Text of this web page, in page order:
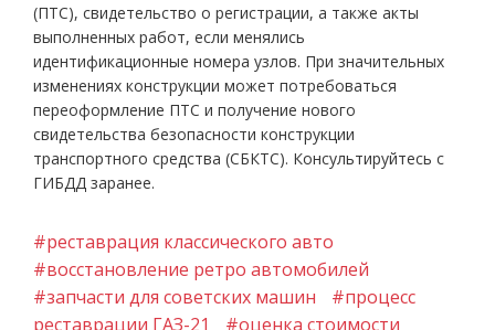
(ПТС), свидетельство о регистрации, а также акты
выполненных работ, если менялись
идентификационные номера узлов. При значительных
изменениях конструкции может потребоваться
переоформление ПТС и получение нового
свидетельства безопасности конструкции
транспортного средства (СБКТС). Консультируйтесь с
ГИБДД заранее.
#реставрация классического авто
#восстановление ретро автомобилей
#запчасти для советских машин
#процесс
реставрации ГАЗ-21
#оценка стоимости